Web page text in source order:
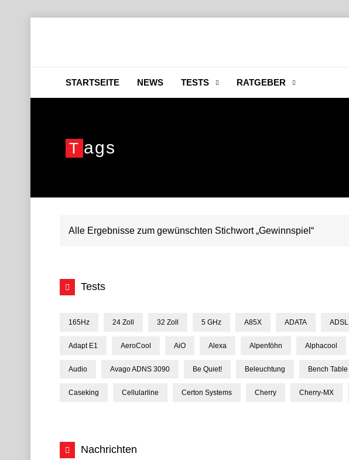
STARTSEITE NEWS TESTS RATGEBER
T Ags
Alle Ergebnisse zum gewünschten Stichwort „Gewinnspiel“
Tests
165Hz 24 Zoll 32 Zoll 5 GHz A85X ADATA ADSL
Adapt E1 AeroCool AiO Alexa Alpenföhn Alphacool
Audio Avago ADNS 3090 Be Quiet! Beleuchtung Bench Table
Caseking Cellularline Certon Systems Cherry Cherry-MX
Nachrichten